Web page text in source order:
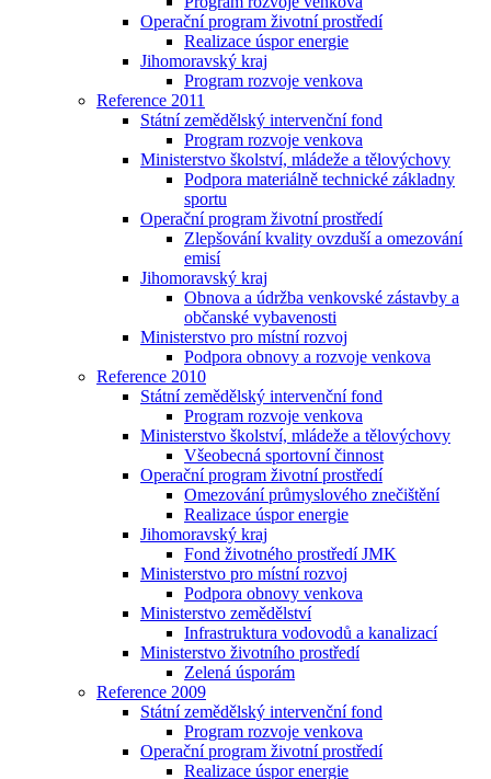
Operační program životní prostředí
Realizace úspor energie
Jihomoravský kraj
Program rozvoje venkova
Reference 2011
Státní zemědělský intervenční fond
Program rozvoje venkova
Ministerstvo školství, mládeže a tělovýchovy
Podpora materiálně technické základny
sportu
Operační program životní prostředí
Zlepšování kvality ovzduší a omezování
emisí
Jihomoravský kraj
Obnova a údržba venkovské zástavby a
občanské vybavenosti
Ministerstvo pro místní rozvoj
Podpora obnovy a rozvoje venkova
Reference 2010
Státní zemědělský intervenční fond
Program rozvoje venkova
Ministerstvo školství, mládeže a tělovýchovy
Všeobecná sportovní činnost
Operační program životní prostředí
Omezování průmyslového znečištění
Realizace úspor energie
Jihomoravský kraj
Fond životného prostředí JMK
Ministerstvo pro místní rozvoj
Podpora obnovy venkova
Ministerstvo zemědělství
Infrastruktura vodovodů a kanalizací
Ministerstvo životního prostředí
Zelená úsporám
Reference 2009
Státní zemědělský intervenční fond
Program rozvoje venkova
Operační program životní prostředí
Realizace úspor energie